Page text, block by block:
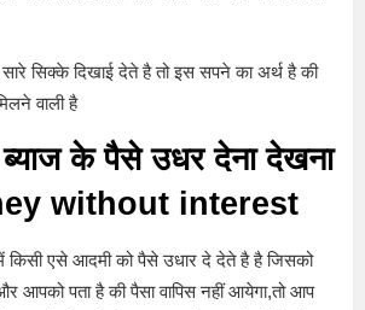
सिक्के दिखाई देते है तो इस सपने का अर्थ है की
वाली है
ब्याज के पैसे उधर देना देखना
without interest
किसी एसे आदमी को पैसे उधार दे देते है है जिसको
आपको पता है की पैसा वापिस नहीं आयेगा,तो आप